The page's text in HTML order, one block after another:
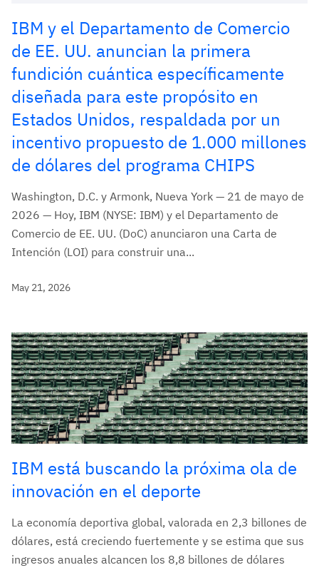
IBM y el Departamento de Comercio
de EE. UU. anuncian la primera
fundición cuántica específicamente
diseñada para este propósito en
Estados Unidos, respaldada por un
incentivo propuesto de 1.000 millones
de dólares del programa CHIPS
Washington, D.C. y Armonk, Nueva York — 21 de mayo de
2026 — Hoy, IBM (NYSE: IBM) y el Departamento de
Comercio de EE. UU. (DoC) anunciaron una Carta de
Intención (LOI) para construir una...
May 21, 2026
IBM está buscando la próxima ola de
innovación en el deporte
La economía deportiva global, valorada en 2,3 billones de
dólares, está creciendo fuertemente y se estima que sus
ingresos anuales alcancen los 8,8 billones de dólares